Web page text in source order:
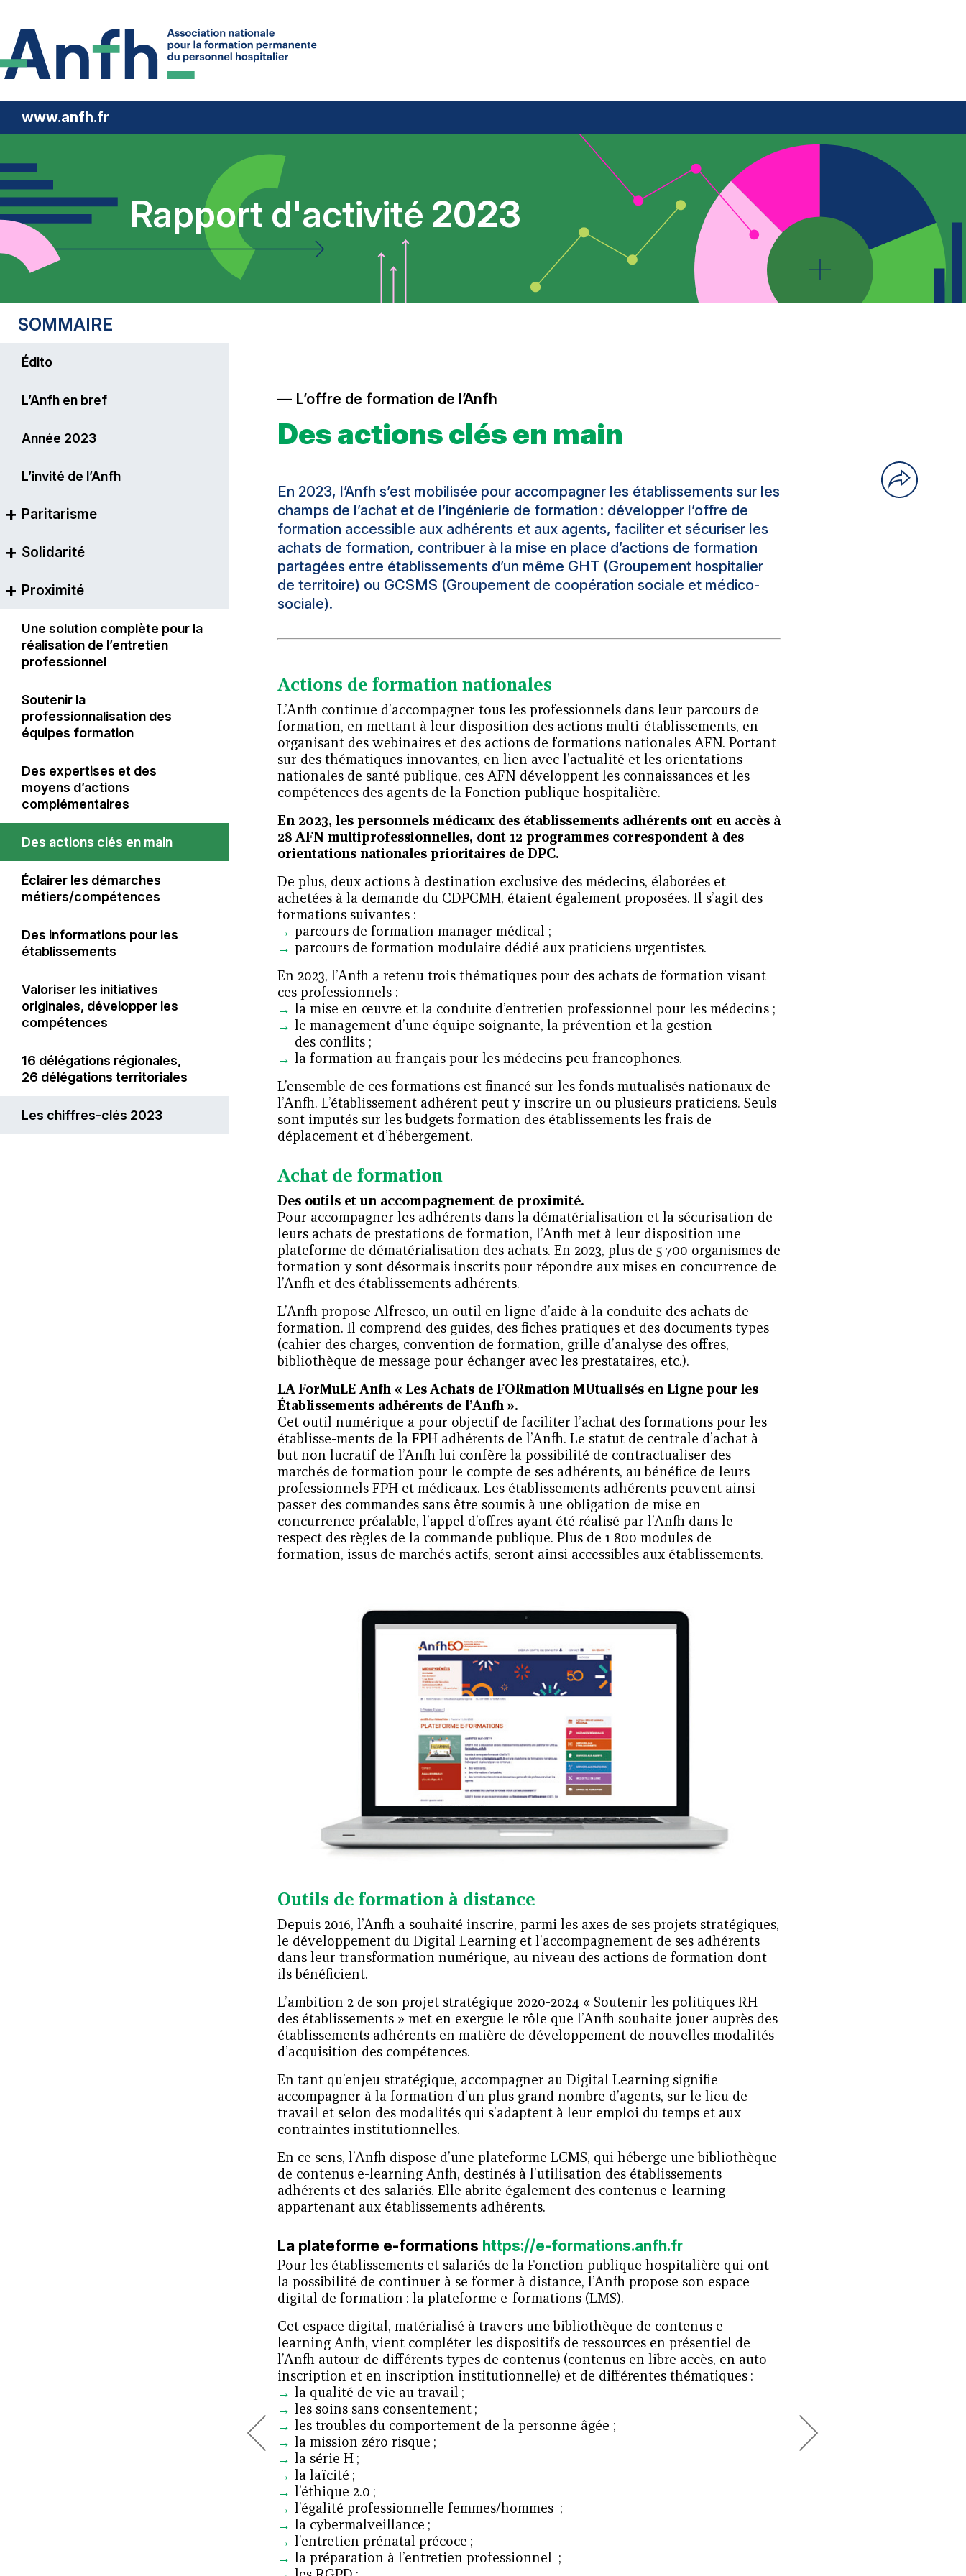
www.anfh.fr
Rapport d'activité 2023
L’offre de formation de l’Anfh
Des actions clés en main
En 2023, l’Anfh s’est mobilisée pour accompagner les établissements sur les
champs de l’achat et de l’ingénierie de formation : développer l’offre de
formation accessible aux adhérents et aux agents, faciliter et sécuriser les
achats de formation, contribuer à la mise en place d’actions de formation
partagées entre établissements d’un même GHT (Groupement hospitalier
de territoire) ou GCSMS (Groupement de coopération sociale et médico-
sociale).
Actions de formation nationales
L’Anfh continue d’accompagner tous les professionnels dans leur parcours de
formation, en mettant à leur disposition des actions multi-établissements, en
organisant des webinaires et des actions de formations nationales AFN. Portant
sur des thématiques innovantes, en lien avec l’actualité et les orientations
nationales de santé publique, ces AFN développent les connaissances et les
compétences des agents de la Fonction publique hospitalière.
En 2023, les personnels médicaux des établissements adhérents ont eu accès à
28 AFN multiprofessionnelles, dont 12 programmes correspondent à des
orientations nationales prioritaires de DPC.
De plus, deux actions à destination exclusive des médecins, élaborées et
achetées à la demande du CDPCMH, étaient également proposées. Il s’agit des
formations suivantes :
parcours de formation manager médical ;
parcours de formation modulaire dédié aux praticiens urgentistes.
En 2023, l’Anfh a retenu trois thématiques pour des achats de formation visant
ces professionnels :
la mise en œuvre et la conduite d’entretien professionnel pour les médecins ;
le management d’une équipe soignante, la prévention et la gestion
des conflits ;
la formation au français pour les médecins peu francophones.
L’ensemble de ces formations est financé sur les fonds mutualisés nationaux de
l’Anfh. L’établissement adhérent peut y inscrire un ou plusieurs praticiens. Seuls
sont imputés sur les budgets formation des établissements les frais de
déplacement et d’hébergement.
Achat de formation
Des outils et un accompagnement de proximité.
Pour accompagner les adhérents dans la dématérialisation et la sécurisation de
leurs achats de prestations de formation, l’Anfh met à leur disposition une
plateforme de dématérialisation des achats. En 2023, plus de 5 700 organismes de
formation y sont désormais inscrits pour répondre aux mises en concurrence de
l’Anfh et des établissements adhérents.
L’Anfh propose Alfresco, un outil en ligne d’aide à la conduite des achats de
formation. Il comprend des guides, des fiches pratiques et des documents types
(cahier des charges, convention de formation, grille d’analyse des offres,
bibliothèque de message pour échanger avec les prestataires, etc.).
LA ForMuLE Anfh « Les Achats de FORmation MUtualisés en Ligne pour les
Établissements adhérents de l’Anfh ».
Cet outil numérique a pour objectif de faciliter l’achat des formations pour les
établisse-ments de la FPH adhérents de l’Anfh. Le statut de centrale d’achat à
but non lucratif de l’Anfh lui confère la possibilité de contractualiser des
marchés de formation pour le compte de ses adhérents, au bénéfice de leurs
professionnels FPH et médicaux. Les établissements adhérents peuvent ainsi
passer des commandes sans être soumis à une obligation de mise en
concurrence préalable, l’appel d’offres ayant été réalisé par l’Anfh dans le
respect des règles de la commande publique. Plus de 1 800 modules de
formation, issus de marchés actifs, seront ainsi accessibles aux établissements.
Outils de formation à distance
Depuis 2016, l’Anfh a souhaité inscrire, parmi les axes de ses projets stratégiques,
le développement du Digital Learning et l’accompagnement de ses adhérents
dans leur transformation numérique, au niveau des actions de formation dont
ils bénéficient.
L’ambition 2 de son projet stratégique 2020-2024 « Soutenir les politiques RH
des établissements » met en exergue le rôle que l’Anfh souhaite jouer auprès des
établissements adhérents en matière de développement de nouvelles modalités
d’acquisition des compétences.
En tant qu’enjeu stratégique, accompagner au Digital Learning signifie
accompagner à la formation d’un plus grand nombre d’agents, sur le lieu de
travail et selon des modalités qui s’adaptent à leur emploi du temps et aux
contraintes institutionnelles.
En ce sens, l’Anfh dispose d’une plateforme LCMS, qui héberge une bibliothèque
de contenus e-learning Anfh, destinés à l’utilisation des établissements
adhérents et des salariés. Elle abrite également des contenus e-learning
appartenant aux établissements adhérents.
La plateforme e-formations https://e-formations.anfh.fr
Pour les établissements et salariés de la Fonction publique hospitalière qui ont
la possibilité de continuer à se former à distance, l’Anfh propose son espace
digital de formation : la plateforme e-formations (LMS).
Cet espace digital, matérialisé à travers une bibliothèque de contenus e-
learning Anfh, vient compléter les dispositifs de ressources en présentiel de
l’Anfh autour de différents types de contenus (contenus en libre accès, en auto-
inscription et en inscription institutionnelle) et de différentes thématiques :
la qualité de vie au travail ;
les soins sans consentement ;
les troubles du comportement de la personne âgée ;
la mission zéro risque ;
la série H ;
la laïcité ;
l’éthique 2.0 ;
l’égalité professionnelle femmes/hommes ;
la cybermalveillance ;
l’entretien prénatal précoce ;
la préparation à l’entretien professionnel ;
SOMMAIRE
Édito
L’Anfh en bref
Année 2023
L’invité de l’Anfh
Paritarisme
Le principe du paritarisme
La formation continue plus
d’opportunités professionnelles
Projet stratégique
Faire évoluer les outils au gré
des besoins
Du DPC à la certification
périodique ?
Solidarité
Cinq fonds collectés
Articuler la formation avec la
stratégie d’établissement
diplôme
Progresser dans son parcours
Financer le développement
professionnel continu des
médecins
Proximité
Une solution complète pour la
réalisation de l’entretien
professionnel
Soutenir la
professionnalisation des
équipes formation
Des expertises et des
moyens d’actions
complémentaires
Des actions clés en main
Éclairer les démarches
métiers/compétences
Des informations pour les
établissements
Valoriser les initiatives
originales, développer les
compétences
16 délégations régionales,
26 délégations territoriales
Les chiffres-clés 2023